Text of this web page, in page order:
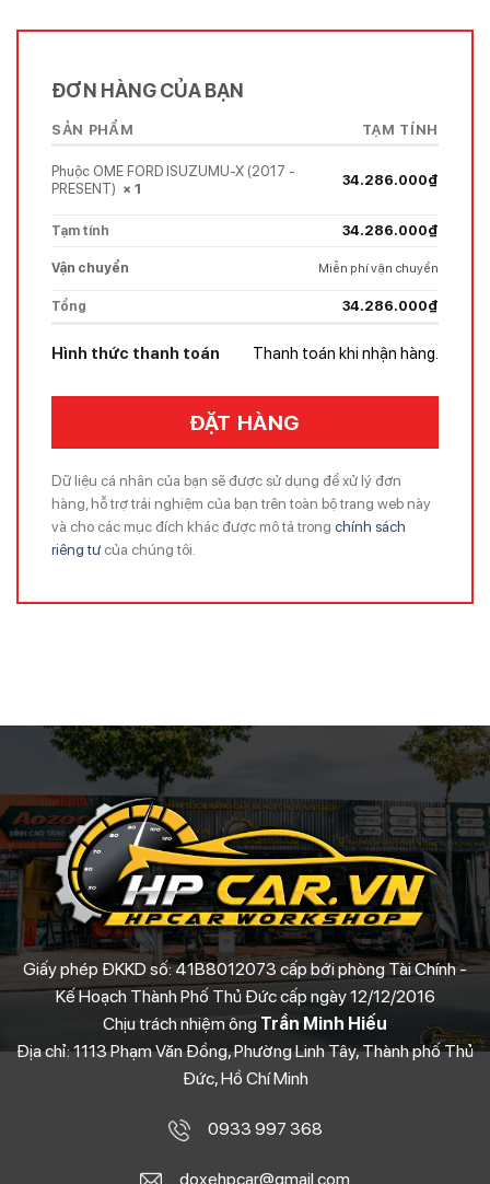
ĐƠN HÀNG CỦA BẠN
SẢN PHẨM TẠM TÍNH
Phuộc OME FORD ISUZUMU-X (2017 -
PRESENT) × 1
34.286.000₫
Tạm tính 34.286.000₫
Vận chuyển Miễn phí vận chuyển
Tổng 34.286.000₫
Hình thức thanh toán Thanh toán khi nhận hàng.
ĐẶT HÀNG
Dữ liệu cá nhân của bạn sẽ được sử dụng để xử lý đơn
hàng, hỗ trợ trải nghiệm của bạn trên toàn bộ trang web này
và cho các mục đích khác được mô tả trong chính sách
riêng tư của chúng tôi.
Giấy phép ĐKKD số: 41B8012073 cấp bới phòng Tài Chính -
Kế Hoạch Thành Phố Thủ Đức cấp ngày 12/12/2016
Chịu trách nhiệm ông Trần Minh Hiếu
Địa chỉ: 1113 Phạm Văn Đồng, Phường Linh Tây, Thành phố Thủ
Đức, Hồ Chí Minh
0933 997 368
doxehpcar@gmail.com